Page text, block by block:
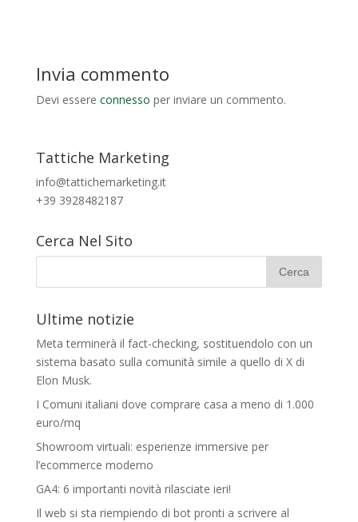
Invia commento
Devi essere connesso per inviare un commento.
Tattiche Marketing
info@tattichemarketing.it
+39 3928482187
Cerca Nel Sito
Ultime notizie
Meta terminerà il fact-checking, sostituendolo con un
sistema basato sulla comunità simile a quello di X di
Elon Musk.
I Comuni italiani dove comprare casa a meno di 1.000
euro/mq
Showroom virtuali: esperienze immersive per
l’ecommerce moderno
GA4: 6 importanti novità rilasciate ieri!
Il web si sta riempiendo di bot pronti a scrivere al